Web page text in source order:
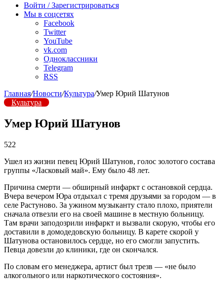
радио
Войти / Зарегистрироваться
Мы в соцсетях
Facebook
Twitter
YouTube
vk.com
Одноклассники
Telegram
RSS
Главная/Новости/Культура/Умер Юрий Шатунов
Культура
Умер Юрий Шатунов
522
Ушел из жизни певец Юрий Шатунов, голос золотого состава
группы «Ласковый май». Ему было 48 лет.
Причина смерти — обширный инфаркт с остановкой сердца.
Вчера вечером Юра отдыхал с тремя друзьями за городом — в
селе Растуново. За ужином музыканту стало плохо, приятели
сначала отвезли его на своей машине в местную больницу.
Там врачи заподозрили инфаркт и вызвали скорую, чтобы его
доставили в домодедовскую больницу. В карете скорой у
Шатунова остановилось сердце, но его смогли запустить.
Певца довезли до клиники, где он скончался.
По словам его менеджера, артист был трезв — «не было
алкогольного или наркотического состояния».